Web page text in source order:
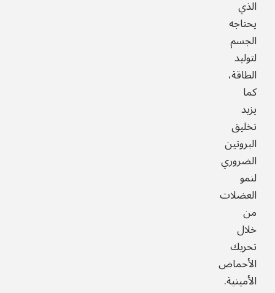
الذي
يحتاجه
الجسم
لتوليد
الطاقة،
كما
يزيد
تخليق
البروتين
الضروري
لنمو
العضلات
من
خلال
تحريك
الأحماض
الأمينية.